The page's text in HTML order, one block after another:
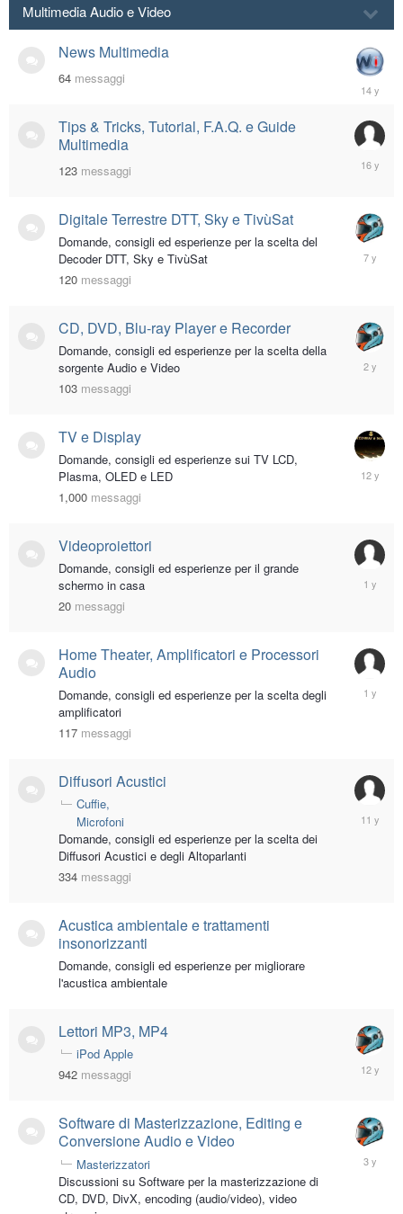
Multimedia Audio e Video
News Multimedia
64 messaggi
April
20,
Tips & Tricks, Tutorial, F.A.Q. e Guide
Multimedia
123 messaggi
March
11,
Digitale Terrestre DTT, Sky e TivùSat
Domande, consigli ed esperienze per la scelta del
Decoder DTT, Sky e TivùSat
120 messaggi
August
27,
CD, DVD, Blu-ray Player e Recorder
Domande, consigli ed esperienze per la scelta della
sorgente Audio e Video
103 messaggi
4,
TV e Display
Domande, consigli ed esperienze sui TV LCD,
Plasma, OLED e LED
1,000 messaggi
July
17,
Videoproiettori
Domande, consigli ed esperienze per il grande
schermo in casa
20 messaggi
February
10,
Home Theater, Amplificatori e Processori
Audio
Domande, consigli ed esperienze per la scelta degli
amplificatori
117 messaggi
January
26,
Diffusori Acustici
Cuffie
Microfoni
Domande, consigli ed esperienze per la scelta dei
Diffusori Acustici e degli Altoparlanti
334 messaggi
March
4,
Acustica ambientale e trattamenti
insonorizzanti
Domande, consigli ed esperienze per migliorare
l'acustica ambientale
Lettori MP3, MP4
iPod Apple
942 messaggi
30,
Software di Masterizzazione, Editing e
Conversione Audio e Video
Masterizzatori
Discussioni su Software per la masterizzazione di
CD, DVD, DivX, encoding (audio/video), video
August